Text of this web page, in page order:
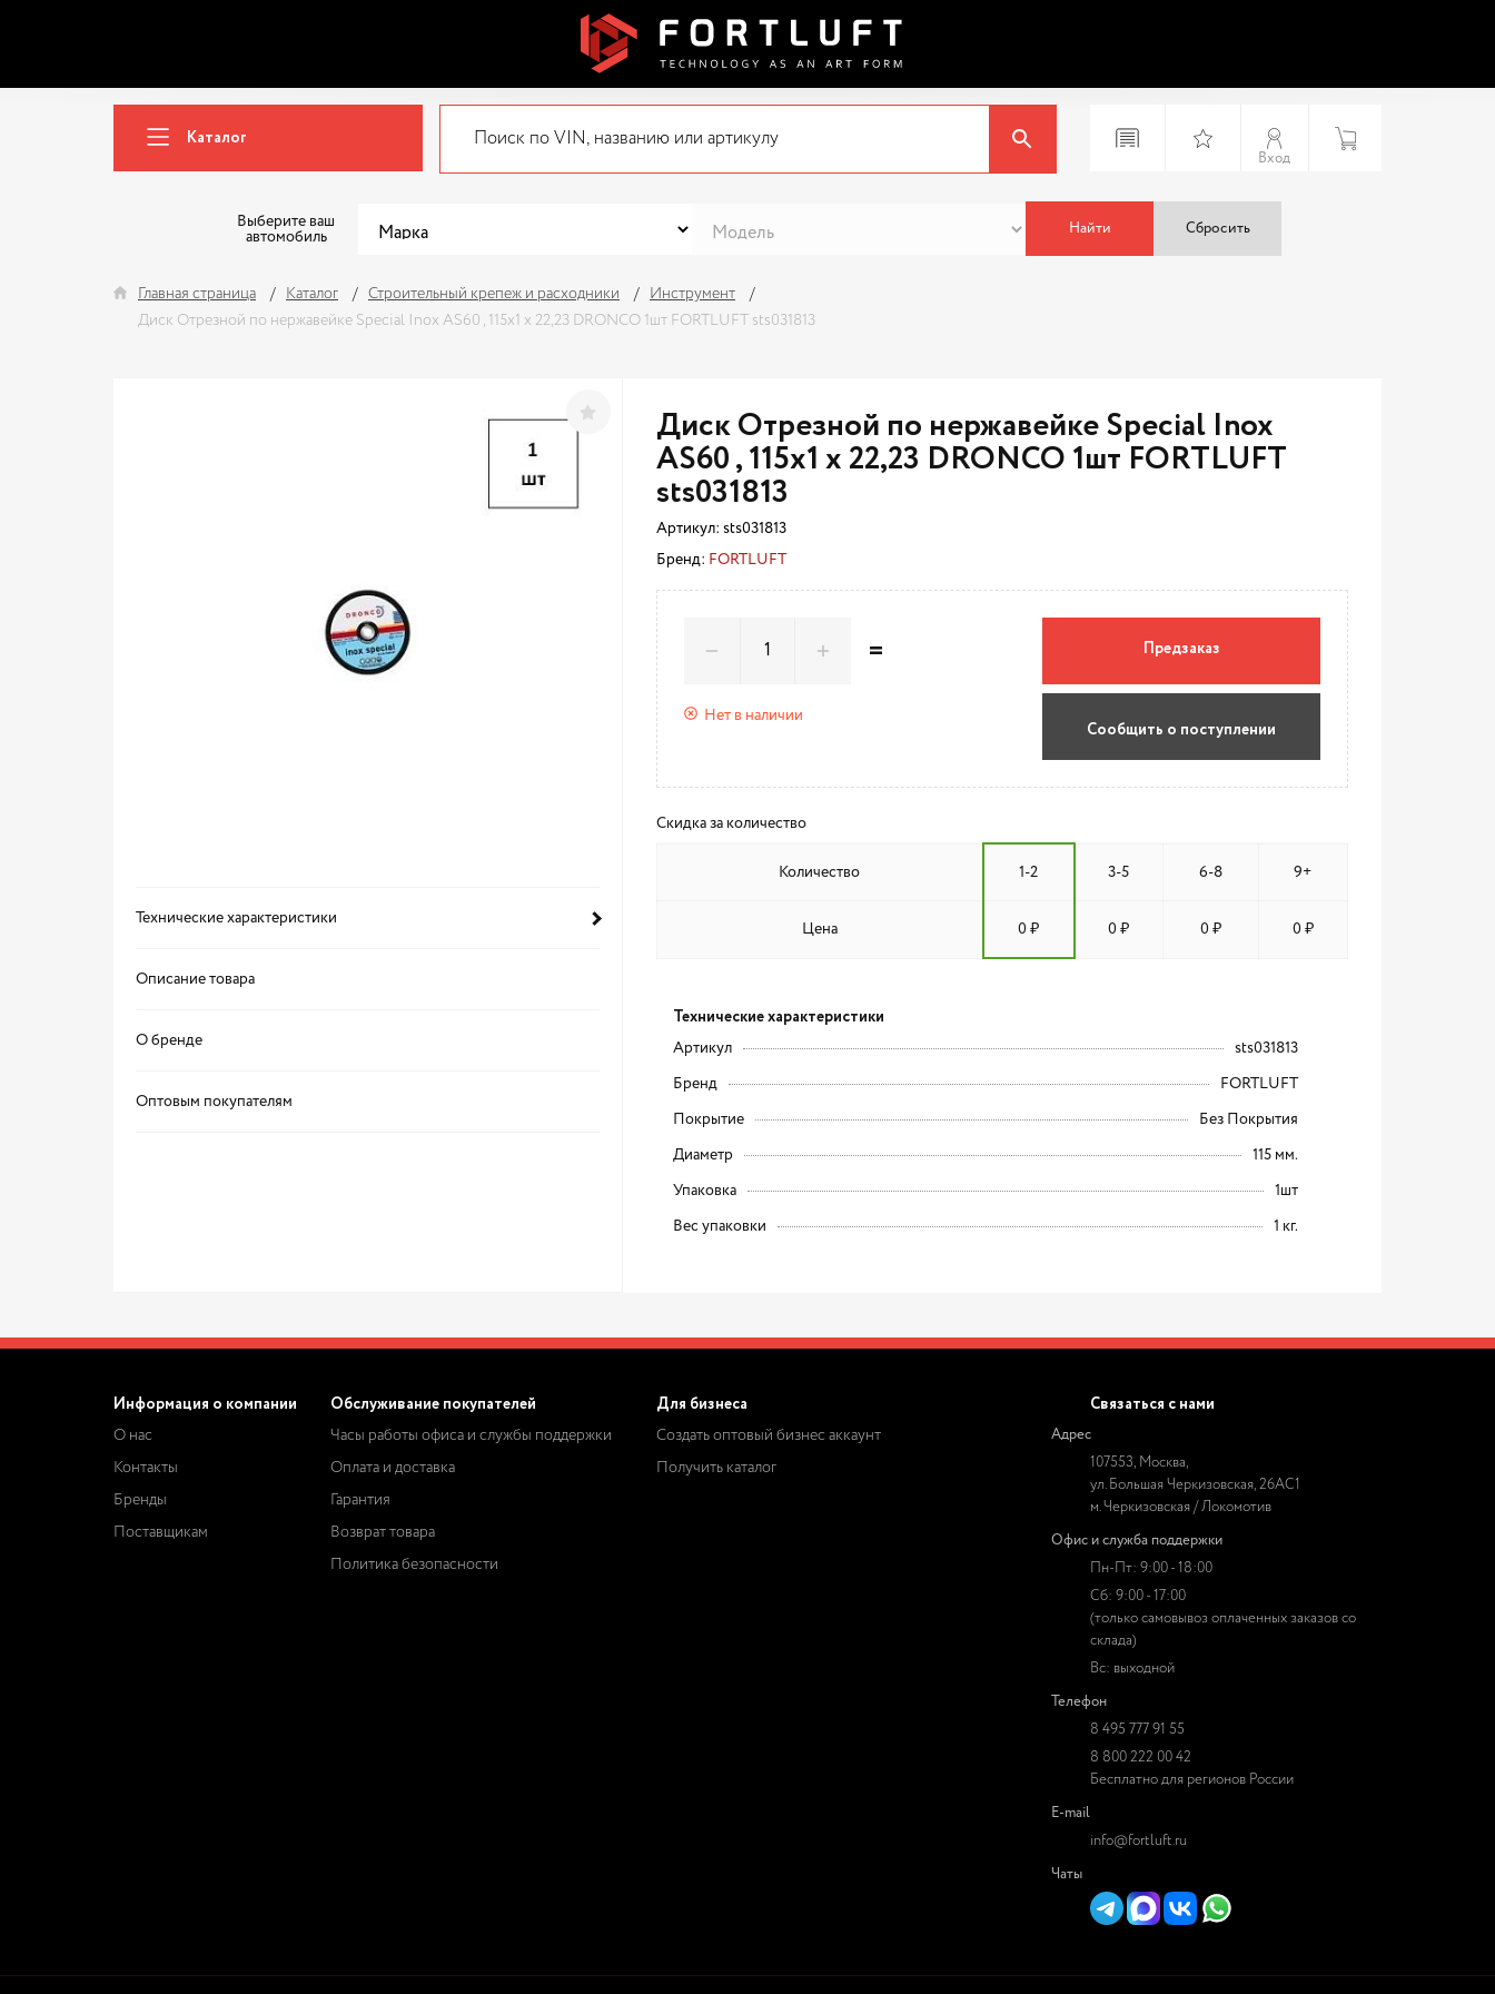
Каталог
Вход
Выберите ваш
автомобиль
Найти Сбросить
Главная страница Каталог Строительный крепеж и расходники
Инструмент
Диск Отрезной по нержавейке Special Inox AS60 , 115х1 x 22,23 DRONCO 1шт FORTLUFT sts031813
Технические характеристики
Описание товара
О бренде
Оптовым покупателям
Диск Отрезной по нержавейке Special Inox
AS60 , 115х1 x 22,23 DRONCO 1шт FORTLUFT
sts031813
Артикул: sts031813
Бренд: FORTLUFT
Нет в наличии
= Предзаказ
Сообщить о поступлении
Скидка за количество
Количество 1-2 3-5 6-8 9+
Цена 0 ₽ 0 ₽ 0 ₽ 0 ₽
Технические характеристики
Артикул sts031813
Бренд FORTLUFT
Покрытие Без Покрытия
Диаметр 115 мм.
Упаковка 1шт
Вес упаковки 1 кг.
Информация о компании
О нас
Контакты
Бренды
Поставщикам
Обслуживание покупателей
Часы работы офиса и службы поддержки
Оплата и доставка
Гарантия
Возврат товара
Политика безопасности
Для бизнеса
Создать оптовый бизнес аккаунт
Получить каталог
Связаться с нами
Адрес
107553, Москва,
ул. Большая Черкизовская, 26АС1
м. Черкизовская / Локомотив
Офис и служба поддержки
Пн-Пт: 9:00 - 18:00
Сб: 9:00 - 17:00
(только самовывоз оплаченных заказов со
склада)
Вс: выходной
Телефон
8 495 777 91 55
8 800 222 00 42
Бесплатно для регионов России
E-mail
info@fortluft.ru
Чаты